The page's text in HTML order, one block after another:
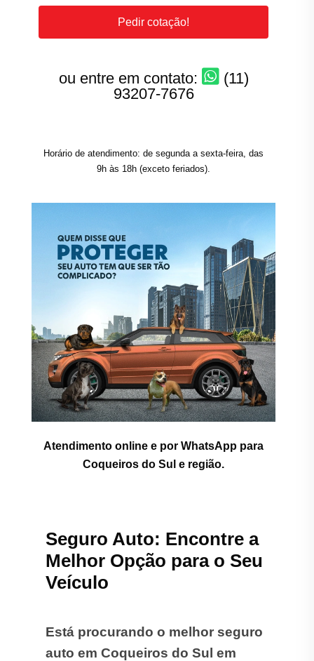
Pedir cotação!
ou entre em contato:
(11)
93207-7676
Horário de atendimento: de segunda a sexta-feira, das
9h às 18h (exceto feriados).
Atendimento online e por WhatsApp para
Coqueiros do Sul e região.
Seguro Auto: Encontre a
Melhor Opção para o Seu
Veículo
Está procurando o melhor seguro
auto em Coqueiros do Sul em